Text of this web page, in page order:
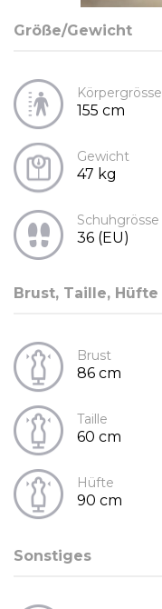
Größe/Gewicht
Körpergrösse
155 cm
Gewicht
47 kg
Schuhgrösse
36 (EU)
Brust, Taille, Hüfte
Brust
86 cm
Taille
60 cm
Hüfte
90 cm
Sonstiges